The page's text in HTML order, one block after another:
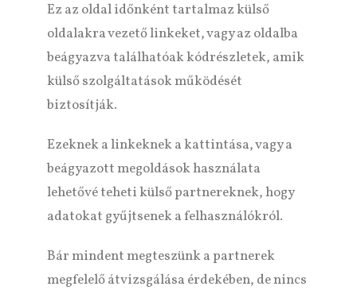
Ez az oldal időnként tartalmaz külső
oldalakra vezető linkeket, vagy az oldalba
beágyazva találhatóak kódrészletek, amik
külső szolgáltatások működését
biztosítják.
Ezeknek a linkeknek a kattintása, vagy a
beágyazott megoldások használata
lehetővé teheti külső partnereknek, hogy
adatokat gyűjtsenek a felhasználókról.
Bár mindent megteszünk a partnerek
megfelelő átvizsgálása érdekében, de nincs